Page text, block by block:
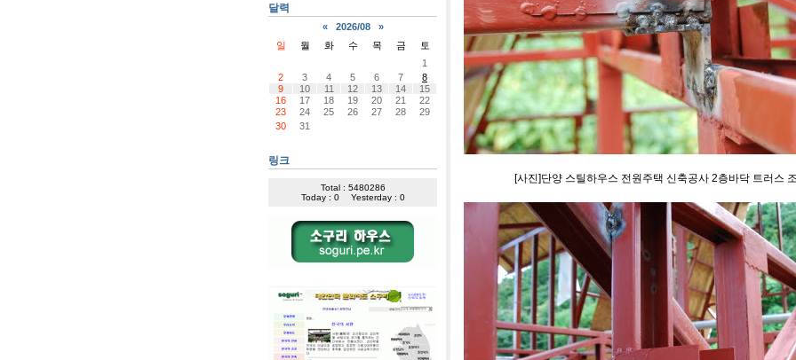
[사진]단양 스틸하우스 전원주택 신축공사 2층바닥 트러스
달력
« 2026/08
»
일
월 화 수 목 금
토
1
2
3 4 5 6 7
8
9
10 11 12 13 14
15
16
17 18 19 20 21
22
23
24 25 26 27 28
29
30
31
링크
Total : 5480286
Today : 0
Yesterday : 0